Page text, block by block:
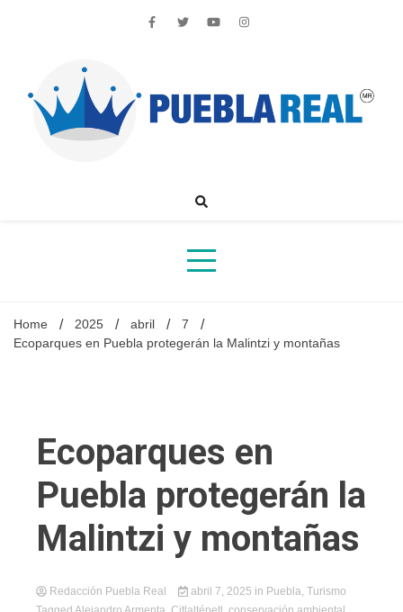
Noticias de actualidad de Puebla, México y el mundo
Home 2025 abril
7
Ecoparques en Puebla protegerán la Malintzi y montañas
Ecoparques en
Puebla protegerán la
Malintzi y montañas
Redacción Puebla Real abril 7, 2025 in Puebla, Turismo